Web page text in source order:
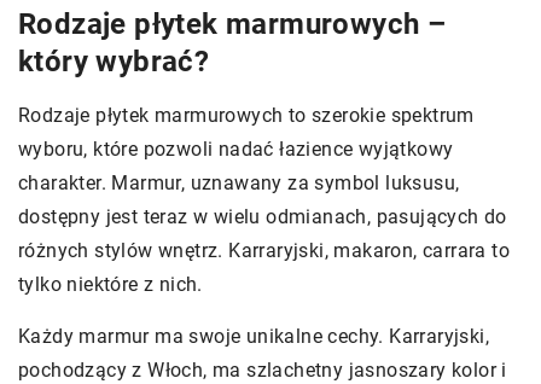
Rodzaje płytek marmurowych –
który wybrać?
Rodzaje płytek marmurowych to szerokie spektrum
wyboru, które pozwoli nadać łazience wyjątkowy
charakter. Marmur, uznawany za symbol luksusu,
dostępny jest teraz w wielu odmianach, pasujących do
różnych stylów wnętrz. Karraryjski, makaron, carrara to
tylko niektóre z nich.
Każdy marmur ma swoje unikalne cechy. Karraryjski,
pochodzący z Włoch, ma szlachetny jasnoszary kolor i